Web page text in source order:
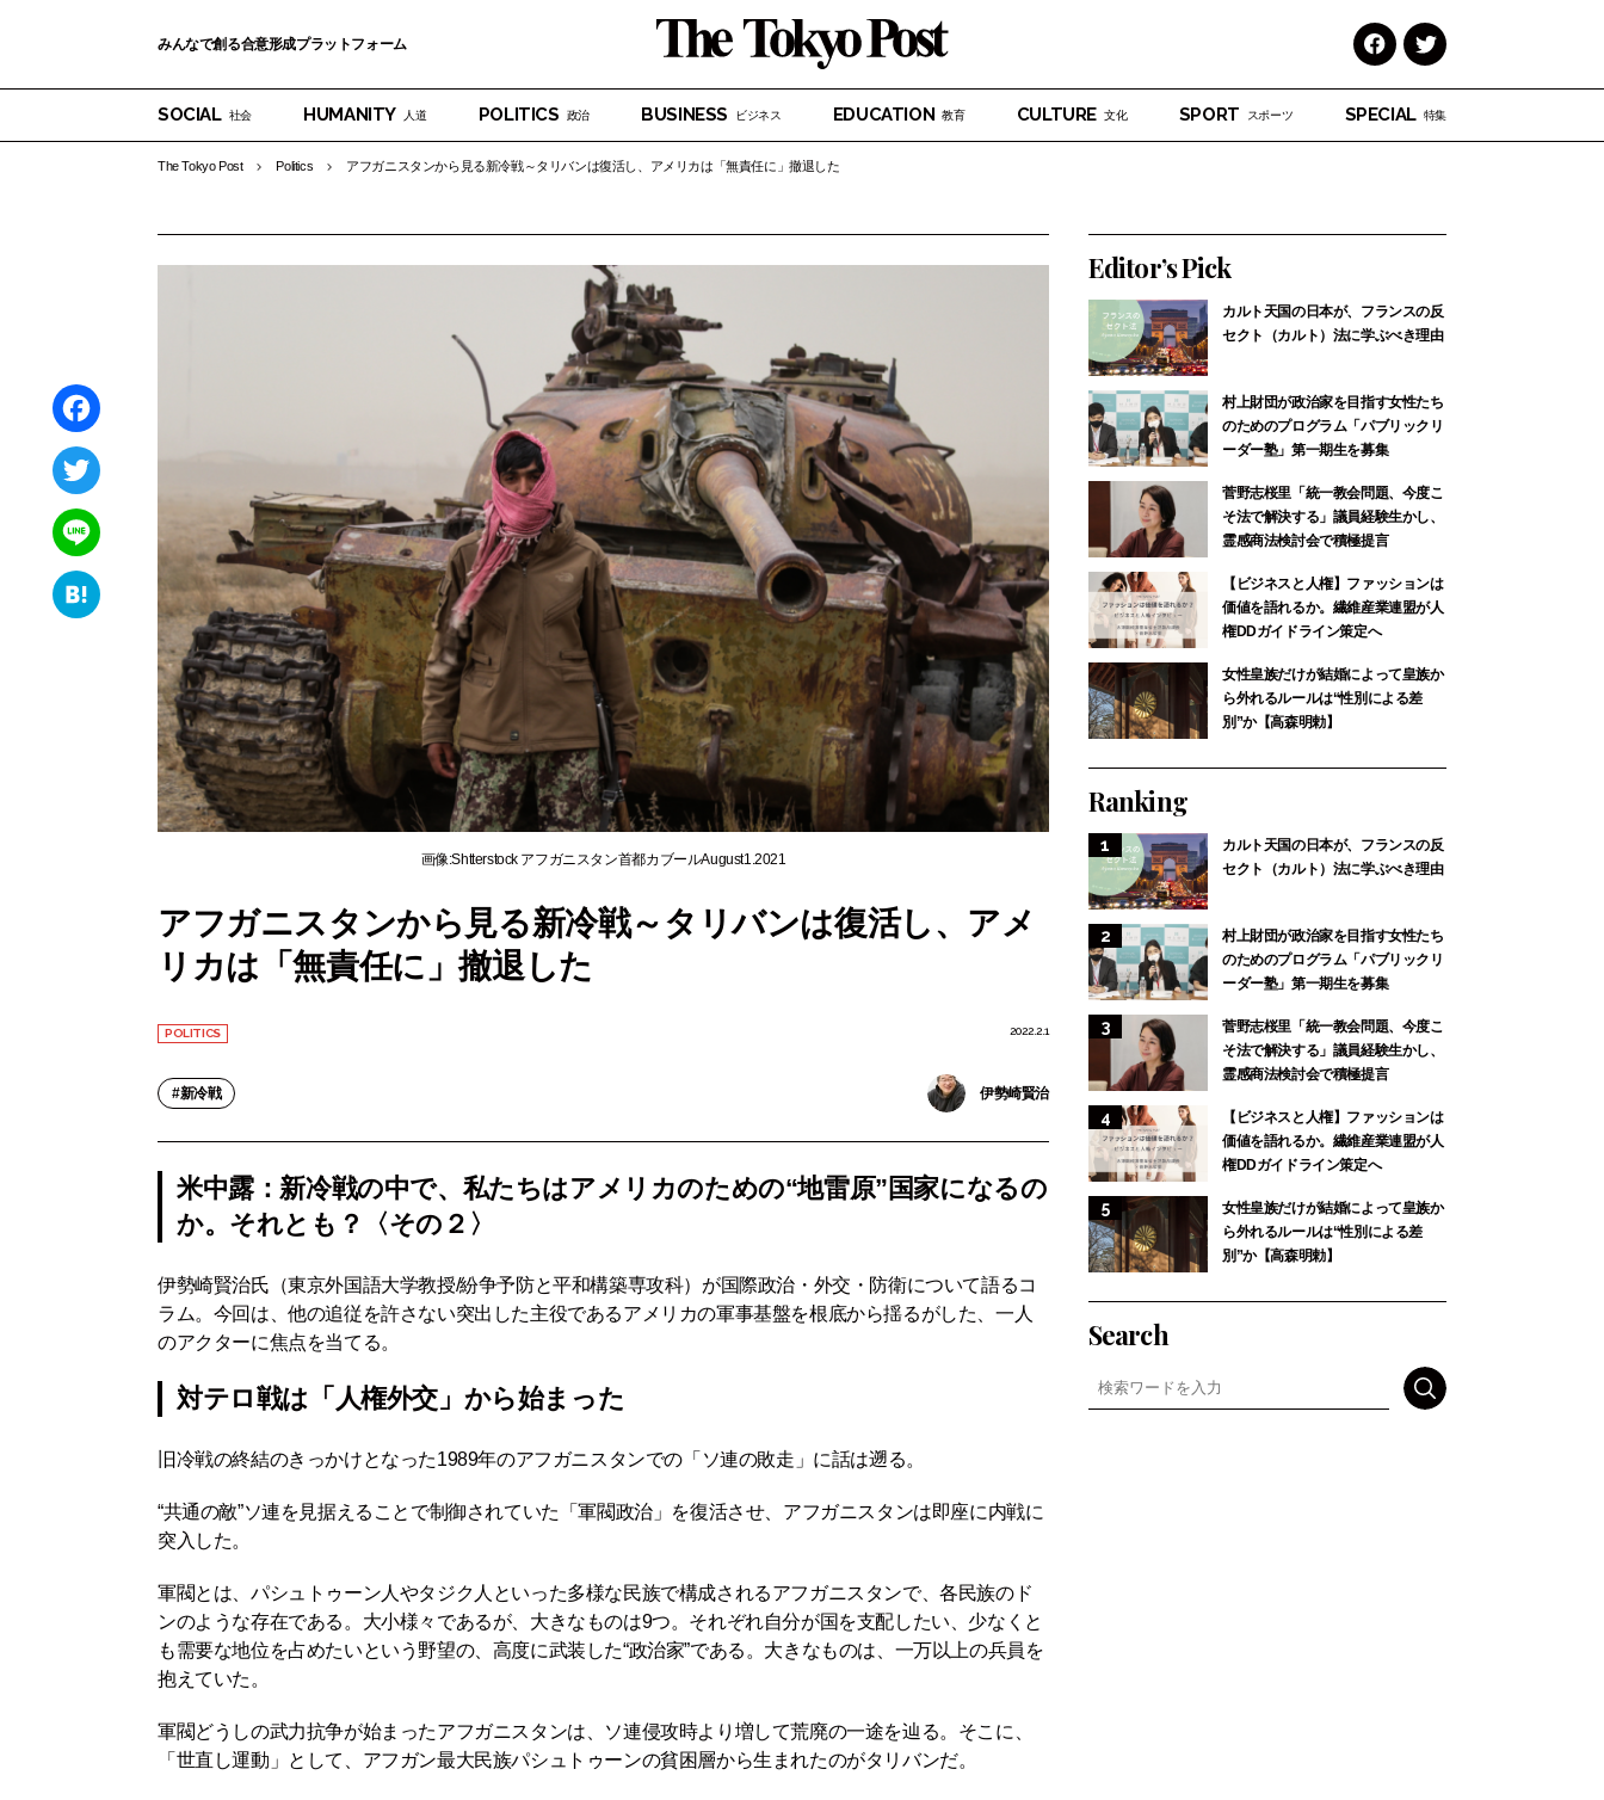
みんなで創る合意形成プラットフォーム
book er
SOCIAL 社会 HUMANITY 人道 POLITICS 政治 BUSINESS ビジネス EDUCATION 教育 CULTURE 文化 SPORT スポーツ SPECIAL 特集
The Tokyo Post Politics アフガニスタンから見る新冷戦～タリバンは復活し、アメリカは「無責任に」撤退した
画像:Shtterstock アフガニスタン首都カブールAugust1.2021
アフガニスタンから見る新冷戦～タリバンは復活し、アメ
リカは「無責任に」撤退した
POLITICS 2022.2.1
新冷戦 伊勢崎賢治
米中露：新冷戦の中で、私たちはアメリカのための“地雷原”国家になるの
か。それとも？〈その２〉
伊勢崎賢治氏（東京外国語大学教授/紛争予防と平和構築専攻科）が国際政治・外交・防衛について語るコ
ラム。今回は、他の追従を許さない突出した主役であるアメリカの軍事基盤を根底から揺るがした、一人
のアクターに焦点を当てる。
対テロ戦は「人権外交」から始まった
旧冷戦の終結のきっかけとなった1989年のアフガニスタンでの「ソ連の敗走」に話は遡る。
“共通の敵”ソ連を見据えることで制御されていた「軍閥政治」を復活させ、アフガニスタンは即座に内戦に
突入した。
軍閥とは、パシュトゥーン人やタジク人といった多様な民族で構成されるアフガニスタンで、各民族のド
ンのような存在である。大小様々であるが、大きなものは9つ。それぞれ自分が国を支配したい、少なくと
も需要な地位を占めたいという野望の、高度に武装した“政治家”である。大きなものは、一万以上の兵員を
抱えていた。
軍閥どうしの武力抗争が始まったアフガニスタンは、ソ連侵攻時より増して荒廃の一途を辿る。そこに、
「世直し運動」として、アフガン最大民族パシュトゥーンの貧困層から生まれたのがタリバンだ。
F
a
c
e
b
T
wi
tt
Li
n
Editor’s Pick
カルト天国の日本が、フランスの反
セクト（カルト）法に学ぶべき理由
村上財団が政治家を目指す女性たち
のためのプログラム「パブリックリ
ーダー塾」第一期生を募集
菅野志桜里「統一教会問題、今度こ
そ法で解決する」議員経験生かし、
霊感商法検討会で積極提言
【ビジネスと人権】ファッションは
価値を語れるか。繊維産業連盟が人
権DDガイドライン策定へ
女性皇族だけが結婚によって皇族か
ら外れるルールは“性別による差
別”か【高森明勅】
Ranking
カルト天国の日本が、フランスの反
セクト（カルト）法に学ぶべき理由
村上財団が政治家を目指す女性たち
のためのプログラム「パブリックリ
ーダー塾」第一期生を募集
菅野志桜里「統一教会問題、今度こ
そ法で解決する」議員経験生かし、
霊感商法検討会で積極提言
【ビジネスと人権】ファッションは
価値を語れるか。繊維産業連盟が人
権DDガイドライン策定へ
女性皇族だけが結婚によって皇族か
ら外れるルールは“性別による差
別”か【高森明勅】
Search